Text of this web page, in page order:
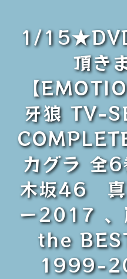
1/
頂き
【
牙狼 TV-
カグラ 全
木坂46 真
ー2017
the
1999-